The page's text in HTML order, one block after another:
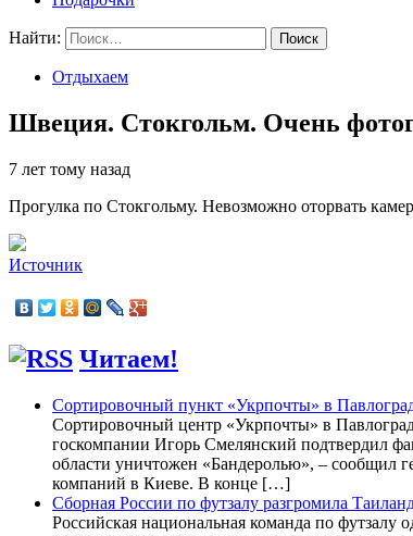
Найти:
Отдыхаем
Швеция. Стокгольм. Очень
7 лет тому назад
Прогулка по Стокгольму. Невозможно оторвать
Источник
Читаем!
Сортировочный пункт «Укрпочты» в
Сортировочный центр «Укрпочты» в
госкомпании Игорь Смелянский подтвердил
области уничтожен «Бандеролью», – сообщил
компаний в Киеве. В конце […]
Сборная России по футзалу разгромила
Российская национальная команда по футзалу